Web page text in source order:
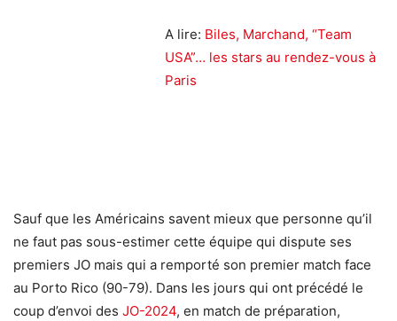
A lire: Biles, Marchand, “Team
USA”… les stars au rendez-vous à
Paris
Sauf que les Américains savent mieux que personne qu’il
ne faut pas sous-estimer cette équipe qui dispute ses
premiers JO mais qui a remporté son premier match face
au Porto Rico (90-79). Dans les jours qui ont précédé le
coup d’envoi des JO-2024, en match de préparation,